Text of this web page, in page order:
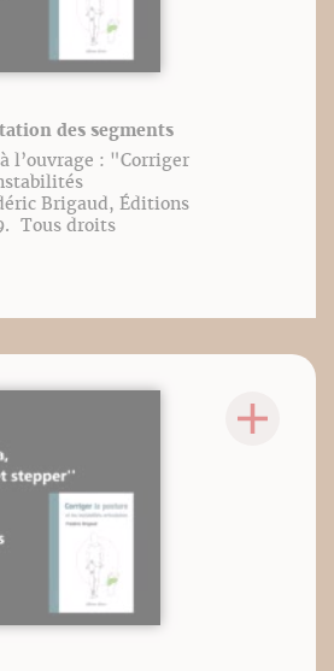
des segments
l’ouvrage : "Corriger
Brigaud, Éditions
Tous droits